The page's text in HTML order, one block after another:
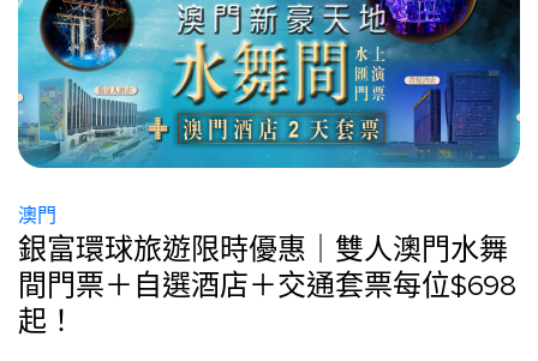
澳門
銀富環球旅遊限時優惠｜雙人澳門水舞
間門票＋自選酒店＋交通套票每位$698
起！